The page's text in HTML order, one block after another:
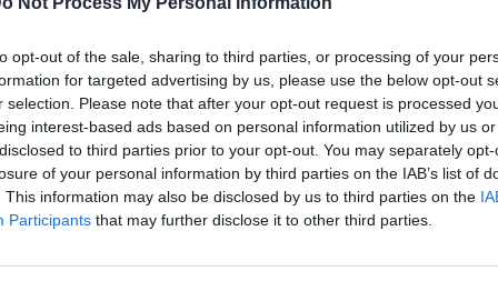
opt-out of the sale, sharing to third parties, or processing of your
for targeted advertising by us, please use the below opt-out
selection. Please note that after your opt-out request is processed
interest-based ads based on personal information utilized by us
to third parties prior to your opt-out. You may separately
of your personal information by third parties on the IAB’s list of
This information may also be disclosed by us to third parties on the
Participants that may further disclose it to other third parties.
την παραγωγή της τεστοστερόνης. Κι
φωτισμό, που δημιουργεί ρομαντική
σας προτείνουν να δοκιμάσετε να
σας, ακόμα κι αν αυτό το πετύχετε με